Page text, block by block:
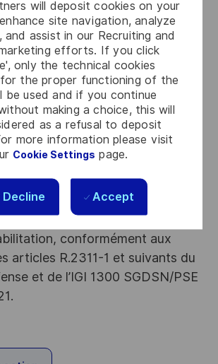
will deposit cookies on your
site navigation, analyze
and assist in our Recruiting and
efforts. If you click
only the technical cookies
the proper functioning of the
be used and if you continue
making a choice, this will
as a refusal to deposit
more information please visit
Cookie Settings page.
Decline Accept
preuve d’une certaine autonomie
activité quotidienne. Dans votre
de fonction, vous serez encadré par
sera notamment de faciliter votre
des équipes de DIAMSS.
Handi-Engagée, reconnait
La diversité est notre meilleur
et rejoignez nous !
nécessiter d'accéder à des
du secret de la défense
retenue fera l'objet d'une
conformément aux
articles R.2311-1 et suivants du
et de l’IGI 1300 SGDSN/PSE